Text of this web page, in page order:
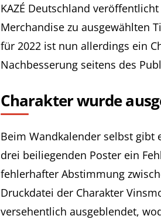
KAZÉ Deutschland
Merchandise zu ausgewählten
für 2022 ist nun allerdings ein
Nachbesserung seitens des
Charakter wurde
Beim Wandkalender selbst gibt
drei beiliegenden Poster ein
fehlerhafter Abstimmung
Druckdatei der Charakter
versehentlich ausgeblendet,